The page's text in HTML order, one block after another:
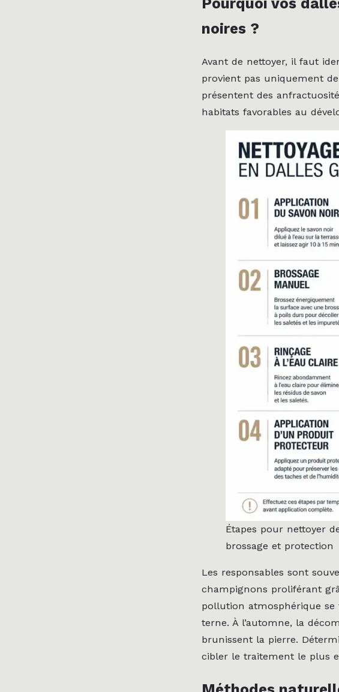
noires ?
Avant de nettoyer, il faut
provient pas uniquement
présentent des
habitats favorables au
Étapes pour nettoyer
brossage et protection
Les responsables sont
champignons proliférant
pollution atmosphérique se
terne. À l’automne, la
brunissent la pierre.
cibler le traitement le plus